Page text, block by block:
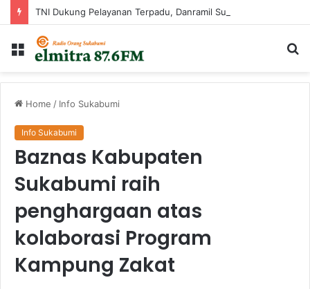
Menu
Home / Info Sukabumi
Info Sukabumi
Baznas Kabupaten
Sukabumi raih
penghargaan atas
kolaborasi Program
Kampung Zakat